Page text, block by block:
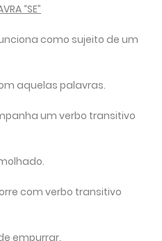
“SE”
como sujeito de um
aquelas palavras.
um verbo transitivo
com verbo transitivo
empurrar.